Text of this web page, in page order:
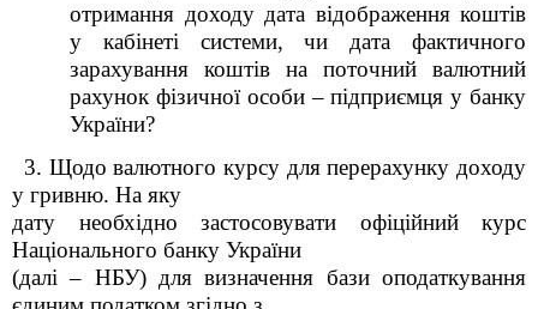
отримання доходу дата відображення коштів
у кабінеті системи, чи дата фактичного
зарахування коштів на поточний валютний
рахунок фізичної особи – підприємця у банку
України?
3. Щодо валютного курсу для перерахунку доходу
у гривню. На яку
дату необхідно застосовувати офіційний курс
Національного банку України
(далі – НБУ) для визначення бази оподаткування